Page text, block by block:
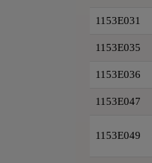
1153E031
1153E035
1153E036
1153E047
1153E049